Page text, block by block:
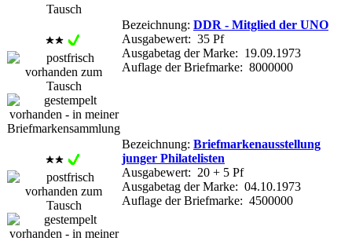
Bezeichnung: DDR - Mitglied der UNO
Ausgabewert: 35 Pf
Ausgabetag der Marke: 19.09.1973
Auflage der Briefmarke: 8000000
Bezeichnung: Briefmarkenausstellung
junger Philatelisten
Ausgabewert: 20 + 5 Pf
Ausgabetag der Marke: 04.10.1973
Auflage der Briefmarke: 4500000